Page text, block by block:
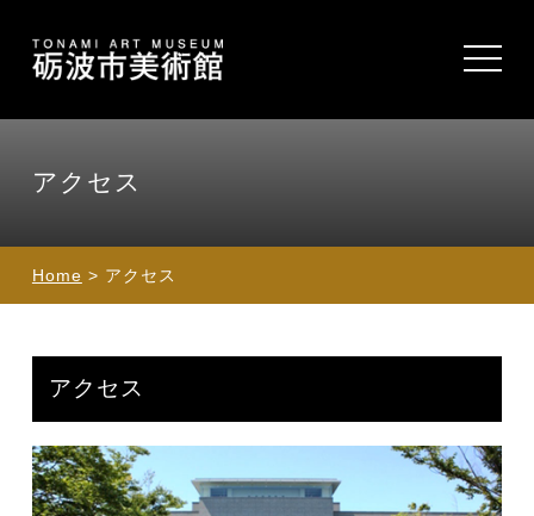
toggle
アクセス
Home > アクセス
アクセス